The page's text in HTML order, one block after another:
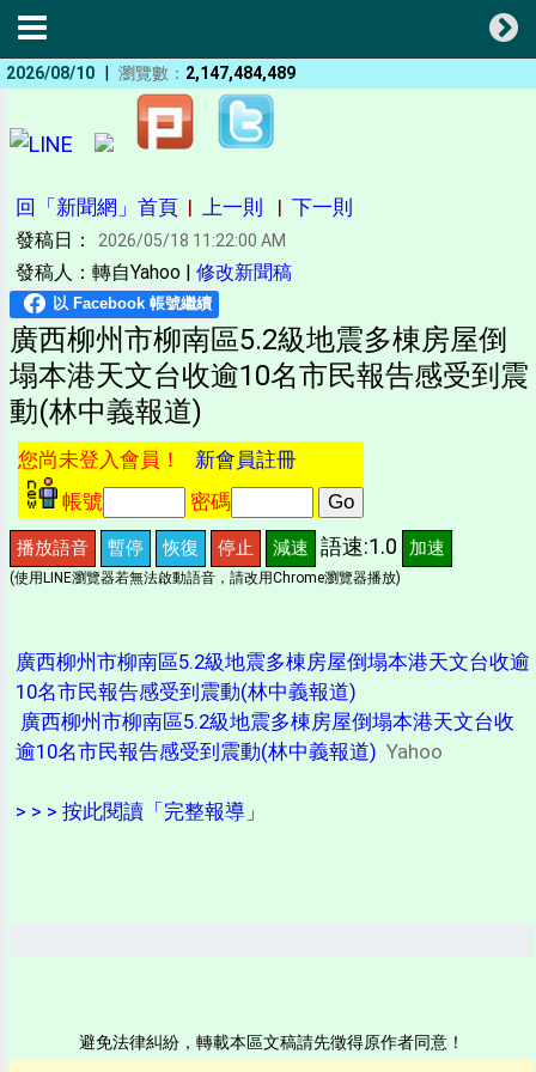
2026/08/10 | 瀏覽數： 2,147,484,489
回「新聞網」首頁 | 上一則 | 下一則
發稿日： 2026/05/18 11:22:00 AM
發稿人：轉自Yahoo | 修改新聞稿
廣西柳州市柳南區5.2級地震多棟房屋倒
塌本港天文台收逾10名市民報告感受到震
動(林中義報道)
您尚未登入會員！ 新會員註冊
帳號
密碼
播放語音 暫停 恢復 停止 減速 語速:1.0 加速
(使用LINE瀏覽器若無法啟動語音，請改用Chrome瀏覽器播放)
廣西柳州市柳南區5.2級地震多棟房屋倒塌本港天文台收逾
10名市民報告感受到震動(林中義報道)
廣西柳州市柳南區5.2級地震多棟房屋倒塌本港天文台收
逾10名市民報告感受到震動(林中義報道) Yahoo
> > > 按此閱讀「完整報導」
避免法律糾紛，轉載本區文稿請先徵得原作者同意！